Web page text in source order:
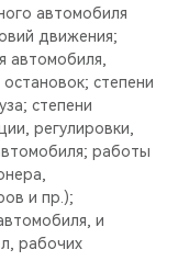
автомобиля
движения;
автомобиля,
степени
степени
регулировки,
работы
и пр.);
и
рабочих